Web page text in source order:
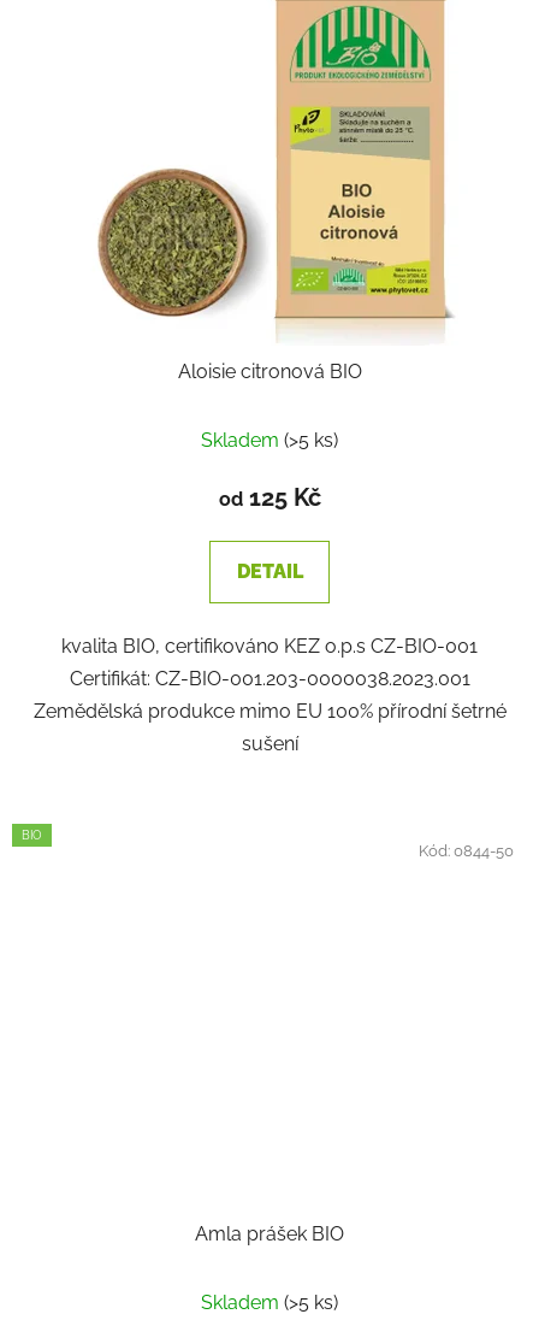
Aloisie citronová BIO
Skladem (>5 ks)
od125 Kč
DETAIL
kvalita BIO, certifikováno KEZ o.p.s CZ-BIO-001
Certifikát: CZ-BIO-001.203-0000038.2023.001
Zemědělská produkce mimo EU 100% přírodní šetrné
sušení
BIO
Amla prášek BIO
Skladem (>5 ks)
Kód:0844-50